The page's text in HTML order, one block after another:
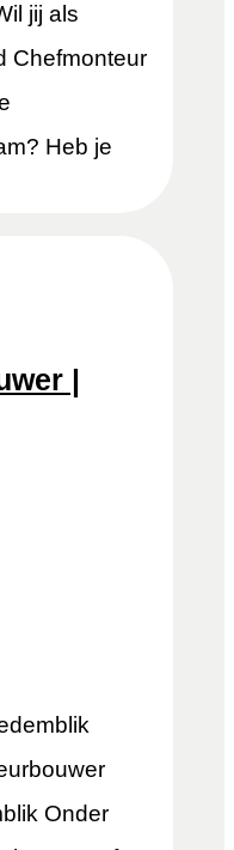
jij als
Chefmonteur
Heb je
|
Onder